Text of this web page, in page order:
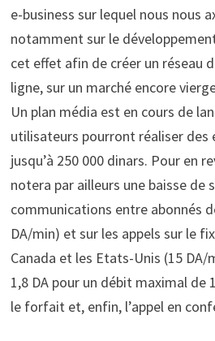
e-business sur lequel nous nous
notamment sur le
cet effet afin de créer un réseau
ligne, sur un marché encore
Un plan média est en cours de
utilisateurs pourront réaliser des
jusqu’à 250 000 dinars. Pour en
notera par ailleurs une baisse de
communications entre abonnés
DA/min) et sur les appels sur le
Canada et les Etats-Unis (15 DA/
1,8 DA pour un débit maximal de
le forfait et, enfin, l’appel en